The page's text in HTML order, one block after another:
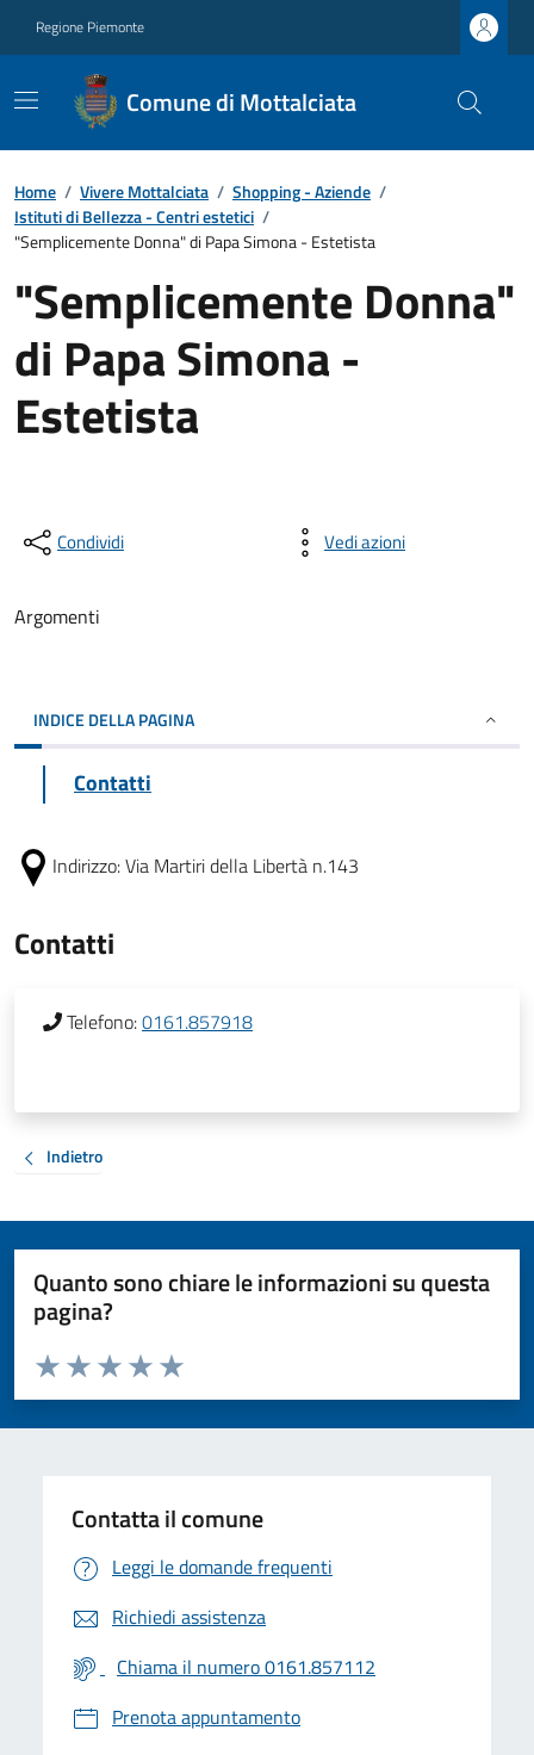
Regione Piemonte
Comune di Mottalciata
Home / Vivere Mottalciata / Shopping - Aziende /
Istituti di Bellezza - Centri estetici /
"Semplicemente Donna" di Papa Simona - Estetista
"Semplicemente Donna"
di Papa Simona -
Estetista
Condividi Vedi azioni
Argomenti
INDICE DELLA PAGINA
Contatti
Indirizzo:Via Martiri della Libertà n.143
Contatti
Telefono:0161.857918
Indietro
Quanto sono chiare le informazioni su questa
pagina?
Valuta da 1 a 5 stelle la pagina
Valuta 5 stelle su 5
Valuta 4 stelle su 5
Valuta 3 stelle su 5
Valuta 2 stelle su 5
Valuta 1 stelle su 5
Contatta il comune
Leggi le domande frequenti
Richiedi assistenza
Chiama il numero 0161.857112
Prenota appuntamento